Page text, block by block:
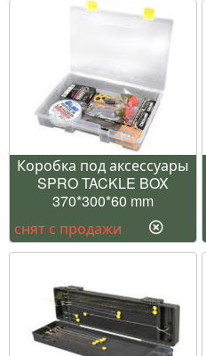
Коробка под аксессуары
SPRO TACKLE BOX
370*300*60 mm
снят с продажи